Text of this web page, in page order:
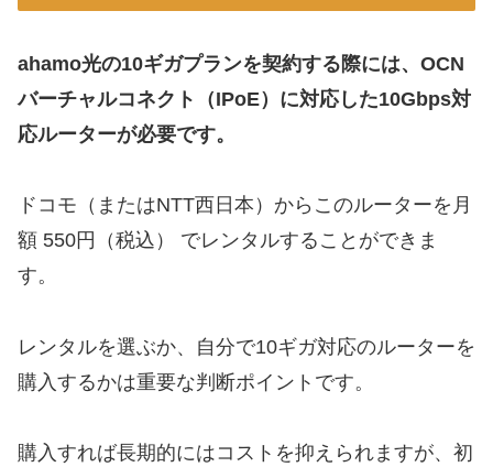
ahamo光の10ギガプランを契約する際には、OCN
バーチャルコネクト（IPoE）に対応した10Gbps対
応ルーターが必要です。
ドコモ（またはNTT西日本）からこのルーターを月
額 550円（税込） でレンタルすることができま
す。
レンタルを選ぶか、自分で10ギガ対応のルーターを
購入するかは重要な判断ポイントです。
購入すれば長期的にはコストを抑えられますが、初